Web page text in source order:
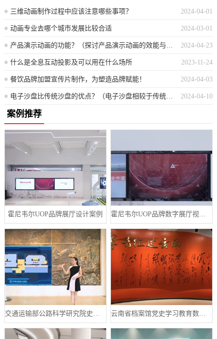
2024-04-01
三维动画制作过程中应该注意哪些事项？
2024-03-01
动画专业去哪个城市发展比较合适
2024-04-23
2023-11-24
什么是全息互动投影及可以用在什么场所
2024-04-03
餐饮品牌加盟宣传片制作，为塑造品牌赋能！
2024-04-10
电子沙盘比传统沙盘的优点？（电子沙盘相较于传统沙盘的优势分析）
案例推荐
霍尼韦尔UOP品牌展厅设计案例 霍尼韦尔UOP品牌数字展厅视频制作案例